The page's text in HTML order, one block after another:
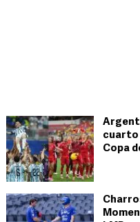
cuarto
Copa